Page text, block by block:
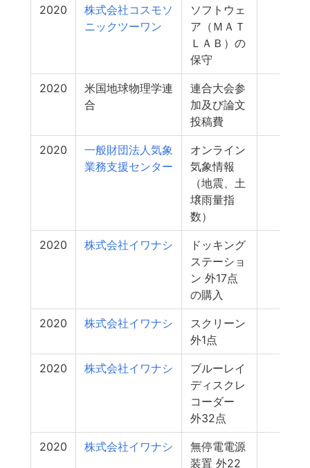
2020
株式会社コスモソ
ニックツーワン
ソフトウェ
ア（ＭＡＴ
ＬＡＢ）の
保守
2020
米国地球物理学連
合
連合大会参
加及び論文
投稿費
2020
一般財団法人気象
業務支援センター
オンライン
気象情報
（地震、土
壌雨量指
数）
2020 株式会社イワナシ
ドッキング
ステーショ
ン 外17点
の購入
2020 株式会社イワナシ
スクリーン
外1点
2020 株式会社イワナシ
ブルーレイ
ディスクレ
コーダー
外32点
2020 株式会社イワナシ
無停電電源
装置 外22